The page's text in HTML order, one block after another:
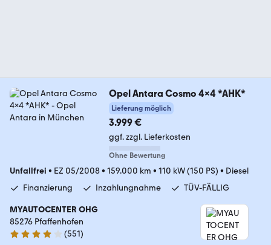
Opel Antara Cosmo 4x4 *AHK*
Lieferung möglich
3.999 €
ggf. zzgl. Lieferkosten
Ohne Bewertung
Unfallfrei • EZ 05/2008• 159.000 km • 110 kW (150 PS) • Diesel
Finanzierung
Inzahlungnahme TÜV-FÄLLIG
MYAUTOCENTER OHG
85276 Pfaffenhofen
4.2 Sterne
(551)